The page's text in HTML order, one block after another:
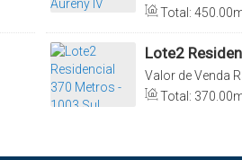
(Taquaralto),
Total: 450 .00
Lote2
Valor de Venda
444, Plano
Total: 370 .00